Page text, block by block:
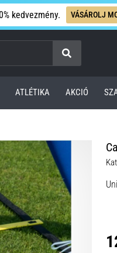
kedvezmény. VÁSÁROLJ
Keresés
ATLÉTIKA AKCIÓ